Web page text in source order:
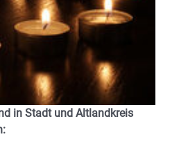
in Stadt und Altlandkreis